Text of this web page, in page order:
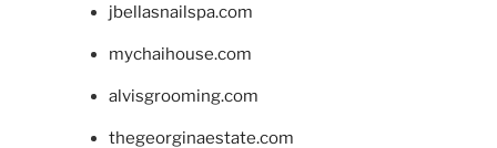
jbellasnailspa.com
mychaihouse.com
alvisgrooming.com
thegeorginaestate.com